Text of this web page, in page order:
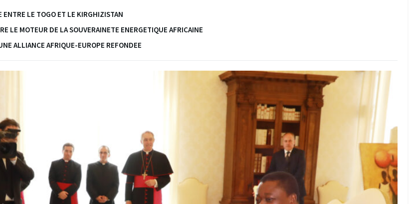
LE TOGO ET LE KIRGHIZISTAN
LE MOTEUR DE LA SOUVERAINETE ENERGETIQUE AFRICAINE
ALLIANCE AFRIQUE-EUROPE REFONDEE